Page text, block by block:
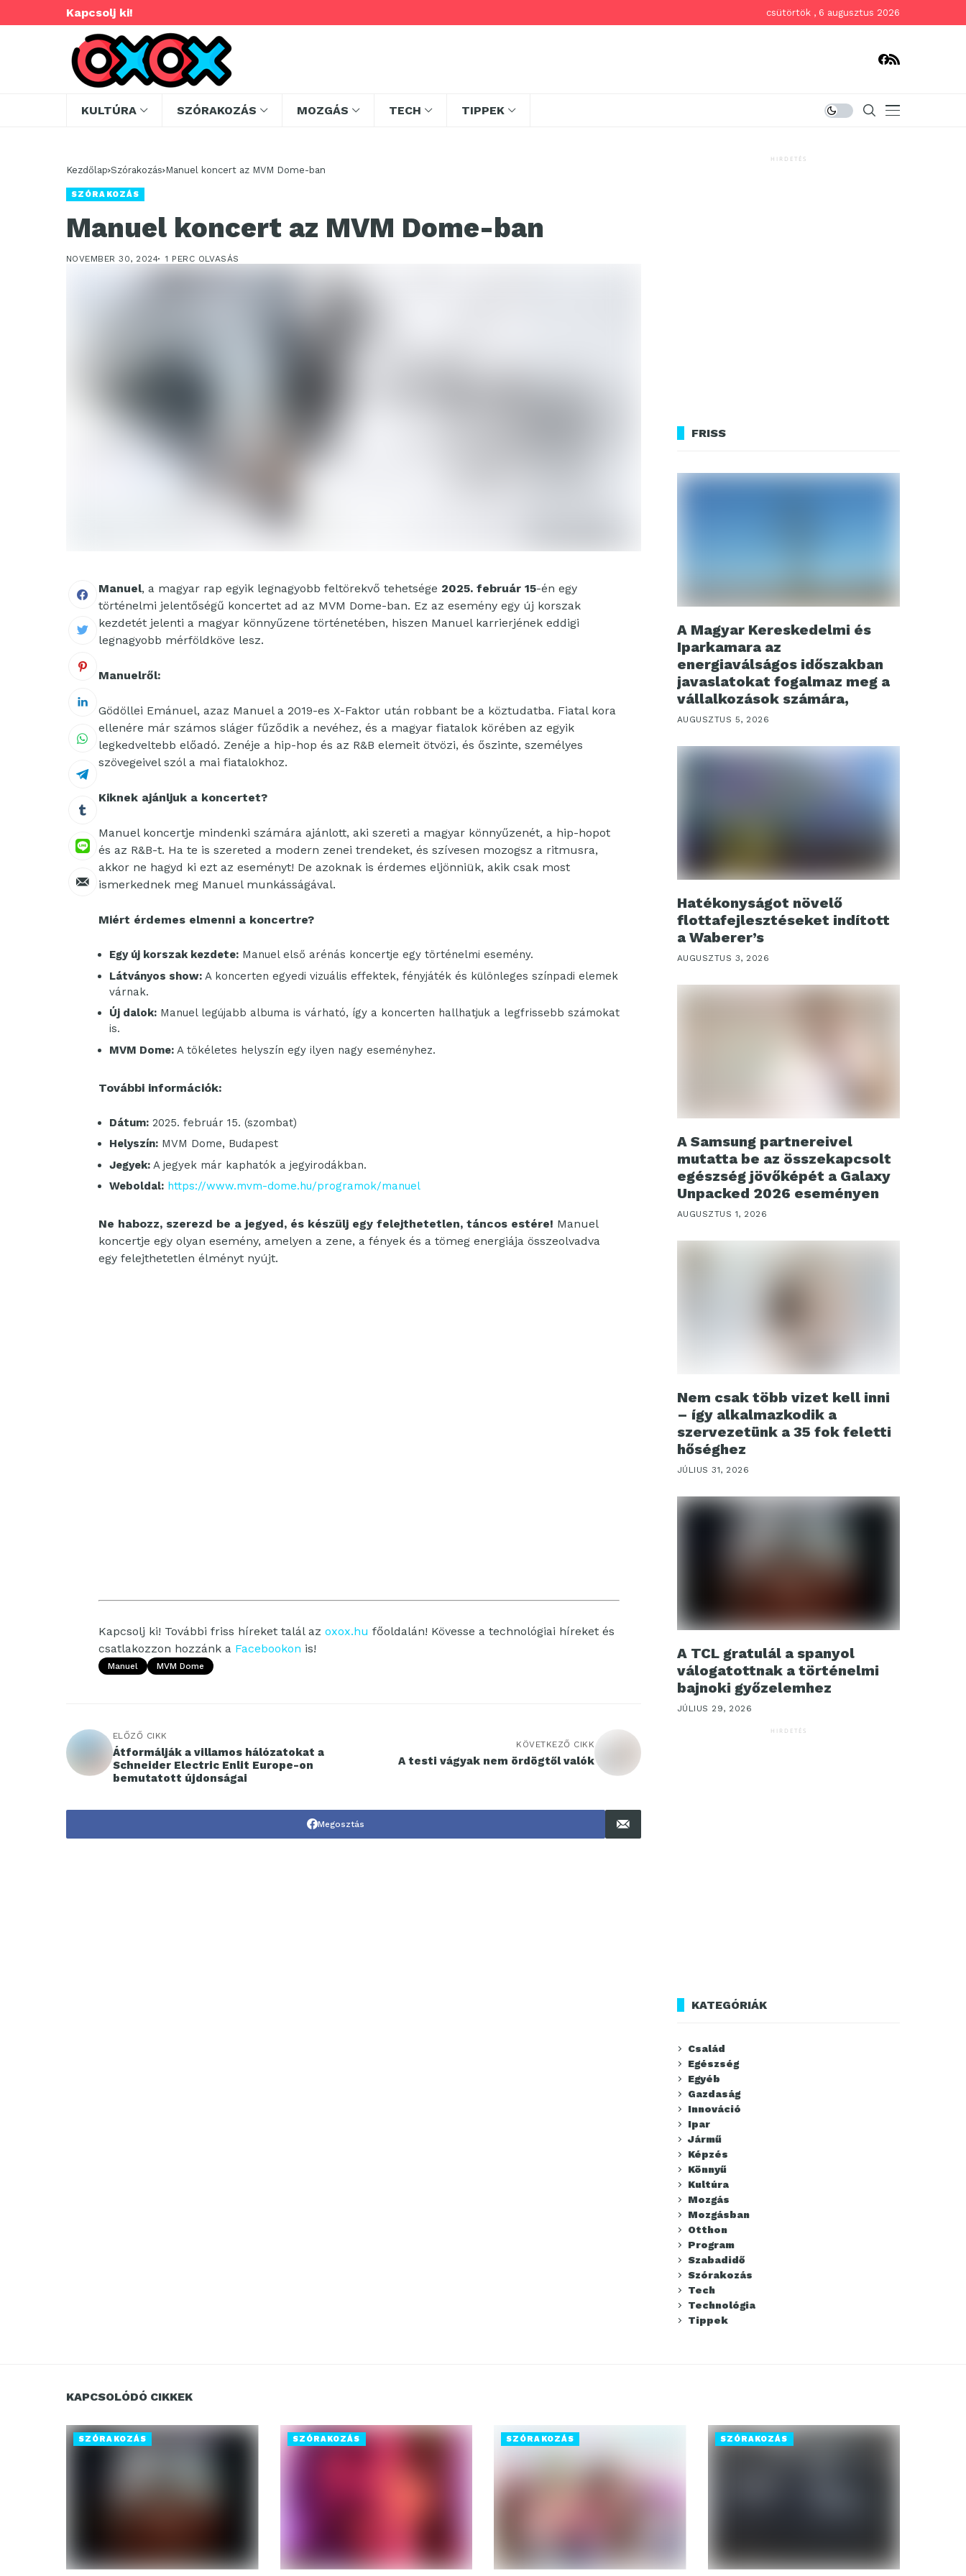
Kapcsolj ki! csütörtök , 6 augusztus 2026
KULTÚRA SZÓRAKOZÁS MOZGÁS TECH TIPPEK
Kezdőlap Szórakozás Manuel koncert az MVM Dome-ban
SZÓRAKOZÁS
Manuel koncert az MVM Dome-ban
NOVEMBER 30, 2024 1 PERC OLVASÁS
Manuel, a magyar rap egyik legnagyobb feltörekvő tehetsége 2025. február 15-én egy
történelmi jelentőségű koncertet ad az MVM Dome-ban. Ez az esemény egy új korszak
kezdetét jelenti a magyar könnyűzene történetében, hiszen Manuel karrierjének eddigi
legnagyobb mérföldköve lesz.
Manuelről:
Gödöllei Emánuel, azaz Manuel a 2019-es X-Faktor után robbant be a köztudatba. Fiatal kora
ellenére már számos sláger fűződik a nevéhez, és a magyar fiatalok körében az egyik
legkedveltebb előadó. Zenéje a hip-hop és az R&B elemeit ötvözi, és őszinte, személyes
szövegeivel szól a mai fiatalokhoz.
Kiknek ajánljuk a koncertet?
Manuel koncertje mindenki számára ajánlott, aki szereti a magyar könnyűzenét, a hip-hopot
és az R&B-t. Ha te is szereted a modern zenei trendeket, és szívesen mozogsz a ritmusra,
akkor ne hagyd ki ezt az eseményt! De azoknak is érdemes eljönniük, akik csak most
ismerkednek meg Manuel munkásságával.
Miért érdemes elmenni a koncertre?
Egy új korszak kezdete: Manuel első arénás koncertje egy történelmi esemény.
Látványos show: A koncerten egyedi vizuális effektek, fényjáték és különleges színpadi elemek
várnak.
Új dalok: Manuel legújabb albuma is várható, így a koncerten hallhatjuk a legfrissebb számokat
is.
MVM Dome: A tökéletes helyszín egy ilyen nagy eseményhez.
További információk:
Dátum: 2025. február 15. (szombat)
Helyszín: MVM Dome, Budapest
Jegyek: A jegyek már kaphatók a jegyirodákban.
Weboldal: https://www.mvm-dome.hu/programok/manuel
Ne habozz, szerezd be a jegyed, és készülj egy felejthetetlen, táncos estére! Manuel
koncertje egy olyan esemény, amelyen a zene, a fények és a tömeg energiája összeolvadva
egy felejthetetlen élményt nyújt.
Kapcsolj ki! További friss híreket talál az oxox.hu főoldalán! Kövesse a technológiai híreket és
csatlakozzon hozzánk a Facebookon is!
Manuel MVM Dome
ELŐZŐ CIKK
Átformálják a villamos hálózatokat a
Schneider Electric Enlit Europe-on
bemutatott újdonságai
KÖVETKEZŐ CIKK
A testi vágyak nem ördögtől valók
Megosztás
HIRDETÉS
FRISS
A Magyar Kereskedelmi és
Iparkamara az
energiaválságos időszakban
javaslatokat fogalmaz meg a
vállalkozások számára,
AUGUSZTUS 5, 2026
Hatékonyságot növelő
flottafejlesztéseket indított
a Waberer’s
AUGUSZTUS 3, 2026
A Samsung partnereivel
mutatta be az összekapcsolt
egészség jövőképét a Galaxy
Unpacked 2026 eseményen
AUGUSZTUS 1, 2026
Nem csak több vizet kell inni
– így alkalmazkodik a
szervezetünk a 35 fok feletti
hőséghez
JÚLIUS 31, 2026
A TCL gratulál a spanyol
válogatottnak a történelmi
bajnoki győzelemhez
JÚLIUS 29, 2026
HIRDETÉS
KATEGÓRIÁK
Család
Egészség
Egyéb
Gazdaság
Innováció
Ipar
Jármű
Képzés
Könnyű
Kultúra
Mozgás
Mozgásban
Otthon
Program
Szabadidő
Szórakozás
Tech
Technológia
Tippek
KAPCSOLÓDÓ CIKKEK
SZÓRAKOZÁS SZÓRAKOZÁS SZÓRAKOZÁS SZÓRAKOZÁS